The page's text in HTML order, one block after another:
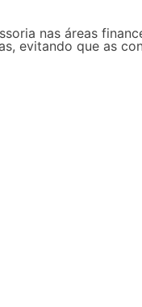
nas áreas
evitando que as